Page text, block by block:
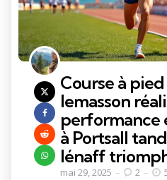
Course à
lemasson
performance
à Portsall
lénaff
mai 29, 2025 2